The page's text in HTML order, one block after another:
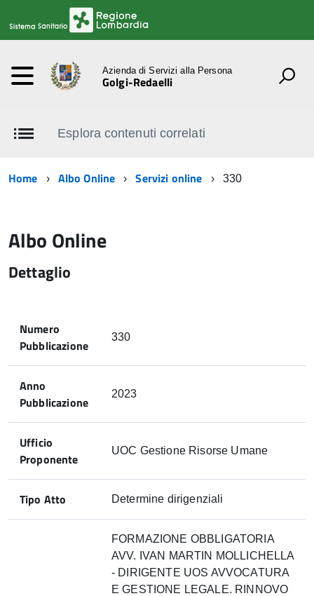
Azienda di Servizi alla Persona
Golgi-Redaelli
Esplora contenuti correlati
Home Albo Online Servizi online 330
Albo Online
Dettaglio
Numero
Pubblicazione
330
Anno
Pubblicazione
2023
Ufficio
Proponente
UOC Gestione Risorse Umane
Tipo Atto Determine dirigenziali
FORMAZIONE OBBLIGATORIA
AVV. IVAN MARTIN MOLLICHELLA
- DIRIGENTE UOS AVVOCATURA
E GESTIONE LEGALE. RINNOVO